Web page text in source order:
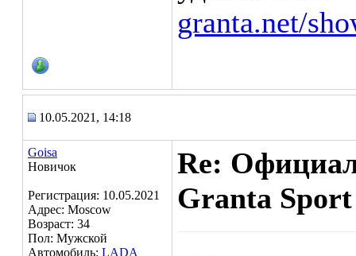
granta.net/
10.05.2021, 14:18
Goisa
Новичок
Регистрация: 10.05.2021
Адрес: Moscow
Возраст: 34
Пол: Мужской
Автомобиль: LADA
Re:
Granta Sport